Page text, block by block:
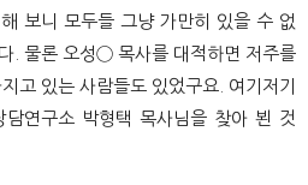
보니 모두들 그냥 가만히 있을 수 없
. 물론 오성◯ 목사를 대적하면 저주를
고 있는 사람들도 있었구요. 여기저기
담연구소 박형택 목사님을 찾아 뵌 것